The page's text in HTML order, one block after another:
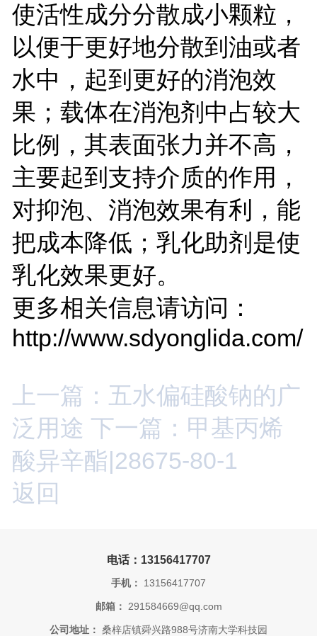
使活性成分分散成小颗粒，
以便于更好地分散到油或者
水中，起到更好的消泡效
果；载体在消泡剂中占较大
比例，其表面张力并不高，
主要起到支持介质的作用，
对抑泡、消泡效果有利，能
把成本降低；乳化助剂是使
乳化效果更好。
更多相关信息请访问：
http://www.sdyonglida.com/
上一篇：五水偏硅酸钠的广
泛用途 下一篇：甲基丙烯
酸异辛酯|28675-80-1
返回
电话：13156417707
手机： 13156417707
邮箱： 291584669@qq.com
公司地址： 桑梓店镇舜兴路988号济南大学科技园